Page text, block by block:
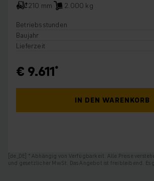
210 mm
2.000 kg
Betriebsstunden
Baujahr
Lieferzeit
€ 9.611
IN DEN WARENKORB
[de_DE] * Abhängig von Verfügbarkeit. Alle Preise
und gesetzlicher MwSt. Das Angebot ist freibleibend. Es